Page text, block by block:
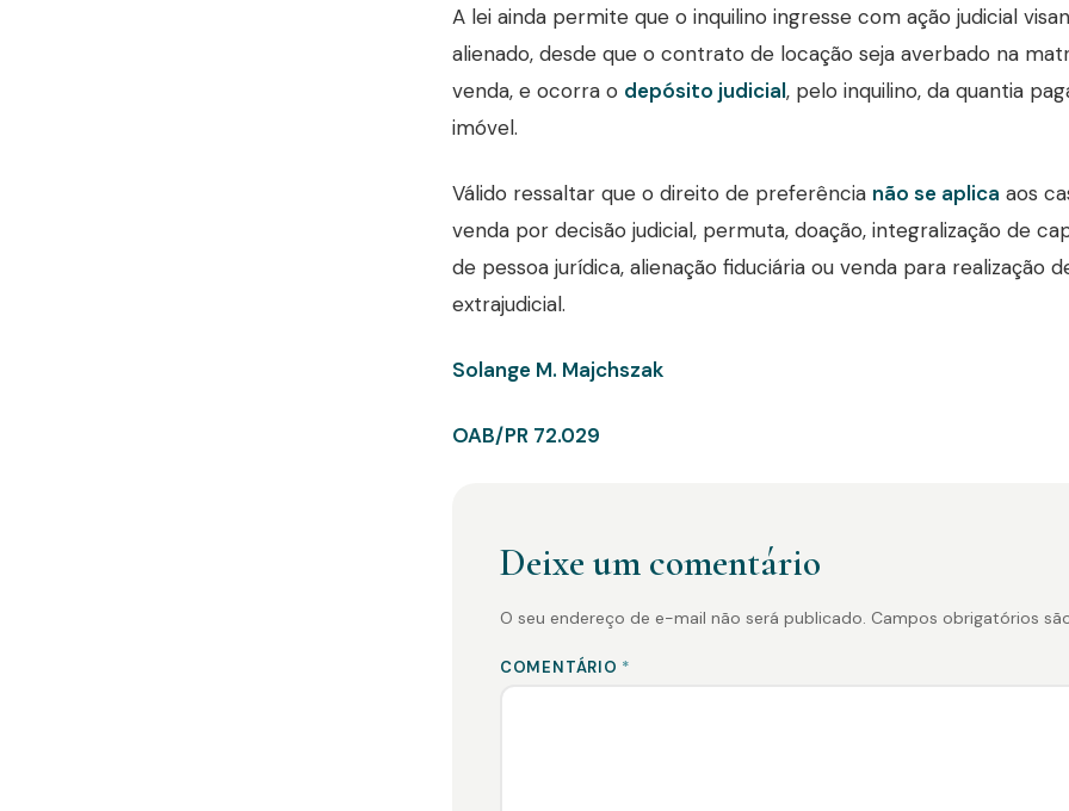
A lei ainda permite que o inquilino ingresse com ação judicial
alienado, desde que o contrato de locação seja averbado na
venda, e ocorra o depósito judicial, pelo inquilino, da quantia
imóvel.
Válido ressaltar que o direito de preferência não se aplica aos
venda por decisão judicial, permuta, doação, integralização de
de pessoa jurídica, alienação fiduciária ou venda para realização
extrajudicial.
Solange M. Majchszak
OAB/PR 72.029
Deixe um comentário
O seu endereço de e-mail não será publicado. Campos obrigatórios
COMENTÁRIO *